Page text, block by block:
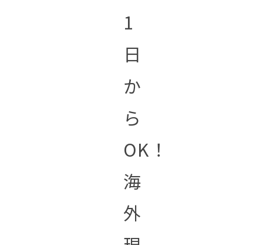
1
日
か
ら
OK！
海
外